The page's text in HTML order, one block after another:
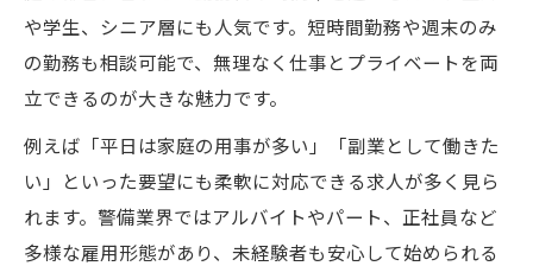
や学生、シニア層にも人気です。短時間勤務や週末のみ
の勤務も相談可能で、無理なく仕事とプライベートを両
立できるのが大きな魅力です。
例えば「平日は家庭の用事が多い」「副業として働きた
い」といった要望にも柔軟に対応できる求人が多く見ら
れます。警備業界ではアルバイトやパート、正社員など
多様な雇用形態があり、未経験者も安心して始められる